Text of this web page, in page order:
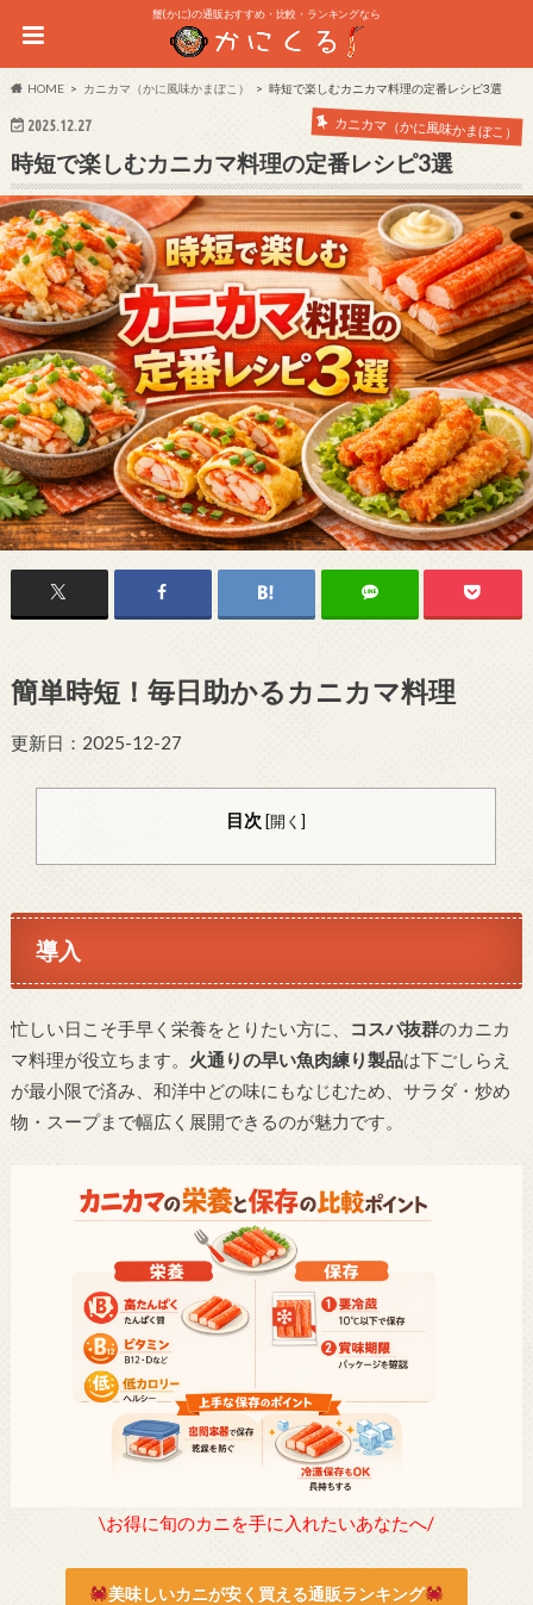
蟹(かに)の通販おすすめ・比較・ランキングなら
HOME カニカマ（かに風味かまぼこ） 時短で楽しむカニカマ料理の定番レシピ3選
2025.12.27 カニカマ（かに風味かまぼこ）
時短で楽しむカニカマ料理の定番レシピ3選
簡単時短！毎日助かるカニカマ料理
更新日：2025-12-27
目次 [開く]
導入
忙しい日こそ手早く栄養をとりたい方に、 コスパ抜群のカニカ
マ料理が役立ちます。 火通りの早い魚肉練り製品は下ごしらえ
が最小限で済み、和洋中どの味にもなじむため、サラダ・炒め
物・スープまで幅広く展開できるのが魅力です。
\お得に旬のカニを手に入れたいあなたへ/
美味しいカニが安く買える通販ランキング